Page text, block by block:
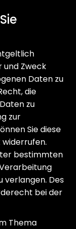
und Zweck
Daten zu
die
zu
zur
Sie diese
widerrufen.
bestimmten
verlangen. Des
bei der
Thema